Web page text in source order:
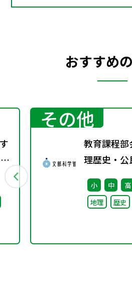
おすすめ
その他
教育課程
理歴史・公
（第3回
小 中 高
地理
歴史